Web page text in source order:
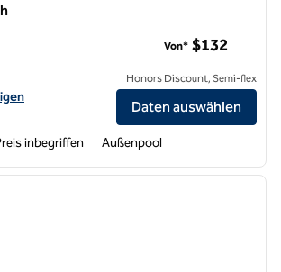
Suites by Hilton Anaheim-Main Gate
Von* $132
Honors Discount, Semi-flex
Daten auswählen
inbegriffen Außenpool